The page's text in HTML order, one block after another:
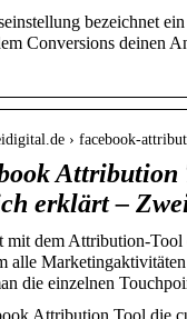
bezeichnet ein
Conversions deinen
› facebook-
Attribution
erklärt –
mit dem Attribution-Tool
alle
die einzelnen
Attribution Tool die